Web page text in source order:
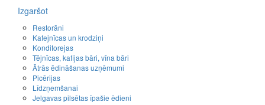
Izgaršot
Restorāni
Kafejnīcas un krodziņi
Konditorejas
Tējnīcas, kafijas bāri, vīna bāri
Ātrās ēdināšanas uzņēmumi
Picērijas
Līdzņemšanai
Jelgavas pilsētas īpašie ēdieni